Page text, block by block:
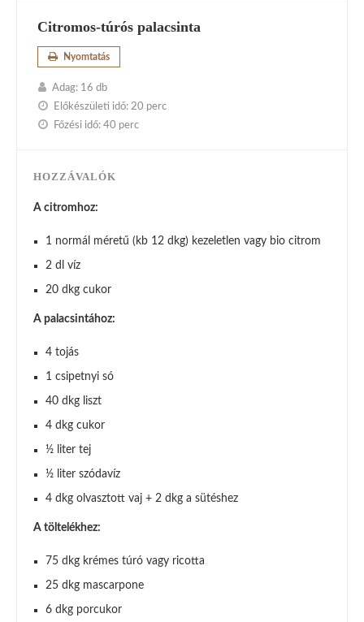
Citromos-túrós palacsinta
Nyomtatás
Adag: 16 db
Előkészületi idő: 20 perc
Főzési idő: 40 perc
HOZZÁVALÓK
A citromhoz:
1 normál méretű (kb 12 dkg) kezeletlen vagy bio citrom
2 dl víz
20 dkg cukor
A palacsintához:
4 tojás
1 csipetnyi só
40 dkg liszt
4 dkg cukor
½ liter tej
½ liter szódavíz
4 dkg olvasztott vaj + 2 dkg a sütéshez
A töltelékhez:
75 dkg krémes túró vagy ricotta
25 dkg mascarpone
6 dkg porcukor